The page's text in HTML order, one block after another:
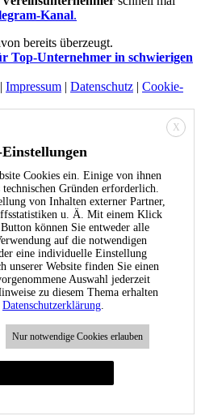
Kanal.
bereits überzeugt.
Top-Unternehmer in schwierigen
Impressum | Datenschutz | Cookie-
X
Cookies ein. Einige von ihnen
Gründen erforderlich.
von Inhalten externer Partner,
u. Ä. Mit einem Klick
können Sie entweder alle
auf die notwendigen
eine individuelle Einstellung
unserer Website finden Sie einen
Auswahl jederzeit
zu diesem Thema erhalten
Datenschutzerklärung
Nur notwendige Cookies erlauben